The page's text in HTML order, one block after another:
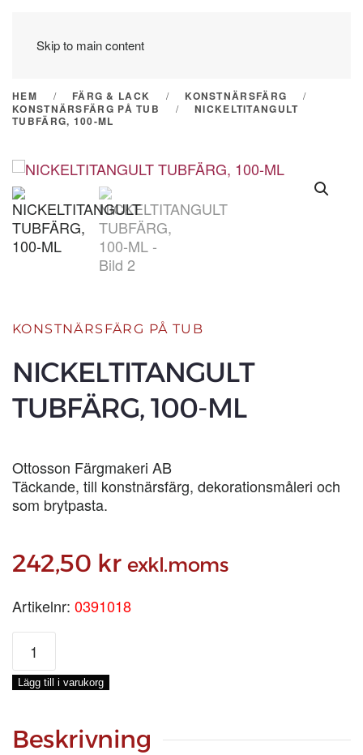
Skip to main content
HEM FÄRG & LACK
KONSTNÄRSFÄRG
KONSTNÄRSFÄRG PÅ TUB
NICKELTITANGULT
TUBFÄRG, 100-ML
KONSTNÄRSFÄRG PÅ TUB
NICKELTITANGULT
TUBFÄRG, 100-ML
Ottosson Färgmakeri AB
Täckande, till konstnärsfärg, dekorationsmåleri och
som brytpasta.
242,50 kr exkl.moms
Artikelnr: 0391018
NICKELTITANGULT
TUBFÄRG,
100-
ML
Lägg till i varukorg
Beskrivning